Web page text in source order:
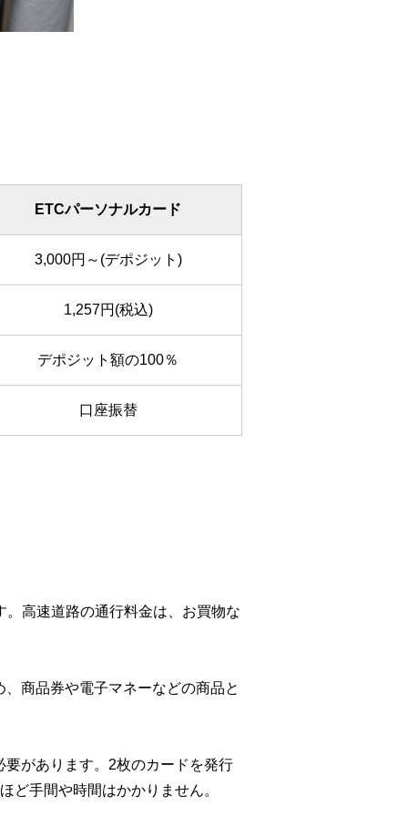
ETCパーソナルカード
3,000円～(デポジット)
1,257円(税込)
デポジット額の100％
口座振替
高速道路の通行料金は、お買物な
商品券や電子マネーなどの商品と
があります。2枚のカードを発行
ど手間や時間はかかりません。